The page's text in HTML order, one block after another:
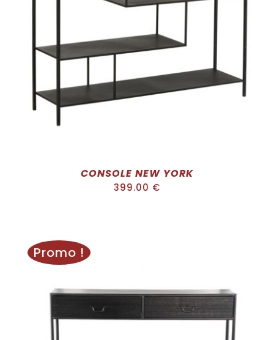
CONSOLE NEW YORK
399.00 €
Promo !